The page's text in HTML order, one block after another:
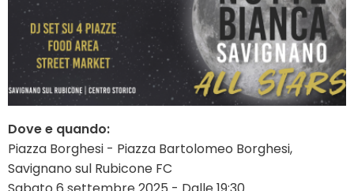
Dove e quando:
Piazza Borghesi - Piazza Bartolomeo Borghesi,
Savignano sul Rubicone FC